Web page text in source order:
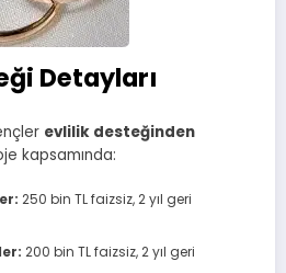
Detayları
evlilik desteğinden
kapsamında:
250 bin TL faizsiz, 2 yıl geri
200 bin TL faizsiz, 2 yıl geri